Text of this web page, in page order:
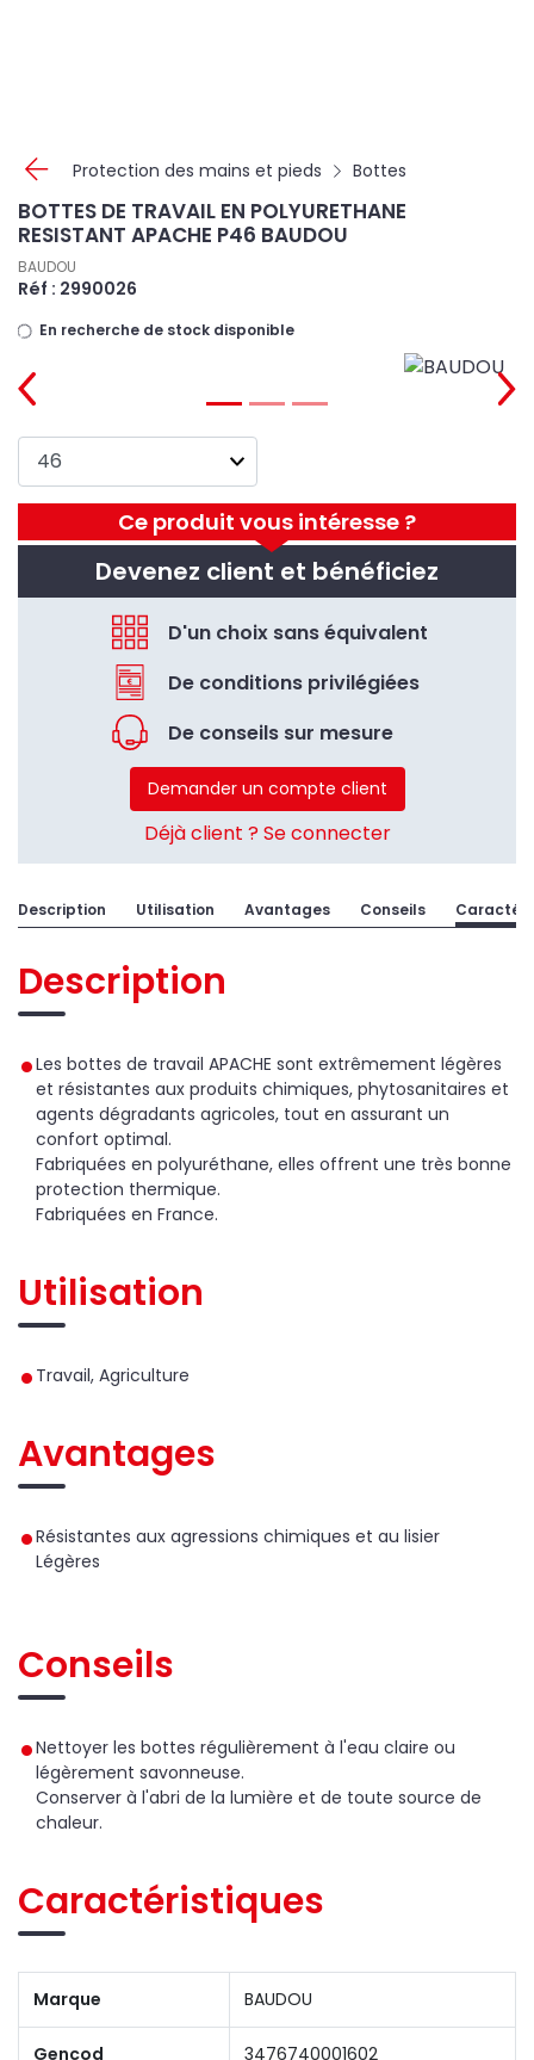
Protection des mains et pieds Bottes
Ce produit vous intéresse ?
Devenez client et bénéficiez
D'un choix sans équivalent
De conditions privilégiées
De conseils sur mesure
Demander un compte client
Déjà client ? Se connecter
BOTTES DE TRAVAIL EN POLYURETHANE
RESISTANT APACHE P46 BAUDOU
BAUDOU
Réf : 2990026
En recherche de stock disponible
Description Utilisation Avantages Conseils
Description
Les bottes de travail APACHE sont extrêmement légères
et résistantes aux produits chimiques, phytosanitaires et
agents dégradants agricoles, tout en assurant un
confort optimal.
Fabriquées en polyuréthane, elles offrent une très bonne
protection thermique.
Fabriquées en France.
Utilisation
Travail, Agriculture
Avantages
Résistantes aux agressions chimiques et au lisier
Légères
Conseils
Nettoyer les bottes régulièrement à l'eau claire ou
légèrement savonneuse.
Conserver à l'abri de la lumière et de toute source de
chaleur.
Caractéristiques
Marque BAUDOU
Gencod 3476740001602